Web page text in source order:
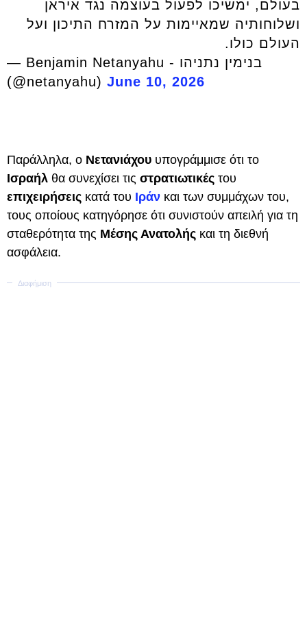
בעולם, ימשיכו לפעול בעוצמה נגד איראן
ושלוחותיה שמאיימות על המזרח התיכון ועל
העולם כולו.
— Benjamin Netanyahu - בנימין נתניהו
(@netanyahu) June 10, 2026
Παράλληλα, ο Νετανιάχου υπογράμμισε ότι το
Ισραήλ θα συνεχίσει τις στρατιωτικές του
επιχειρήσεις κατά του Ιράν και των συμμάχων του,
τους οποίους κατηγόρησε ότι συνιστούν απειλή για τη
σταθερότητα της Μέσης Ανατολής και τη διεθνή
ασφάλεια.